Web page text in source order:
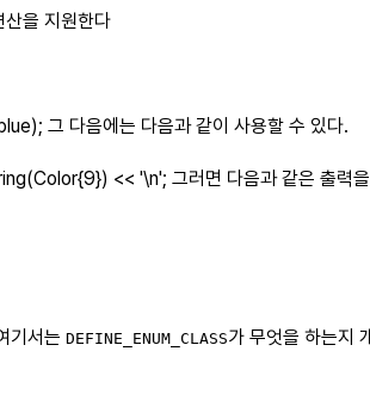
을 지원한다
그 다음에는 다음과 같이 사용할 수 있다.
<< '\n'; 그러면 다음과 같은 출력을
기서는 DEFINE_ENUM_CLASS가 무엇을 하는지